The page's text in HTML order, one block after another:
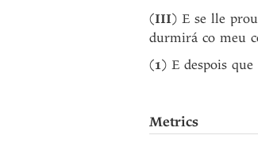
(III) E se lle
durmirá co meu
(1) E despois
Metrics